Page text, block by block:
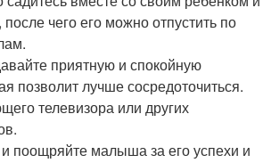
чего его можно отпустить по
приятную и спокойную
позволит лучше сосредоточиться.
телевизора или других
поощряйте малыша за его успехи и